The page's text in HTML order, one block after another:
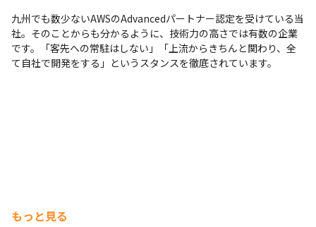
九州でも数少ないAWSのAdvancedパートナー認定を受けている当
社。そのことからも分かるように、技術力の高さでは有数の企業
です。「客先への常駐はしない」「上流からきちんと関わり、全
て自社で開発をする」というスタンスを徹底されています。
もっと見る